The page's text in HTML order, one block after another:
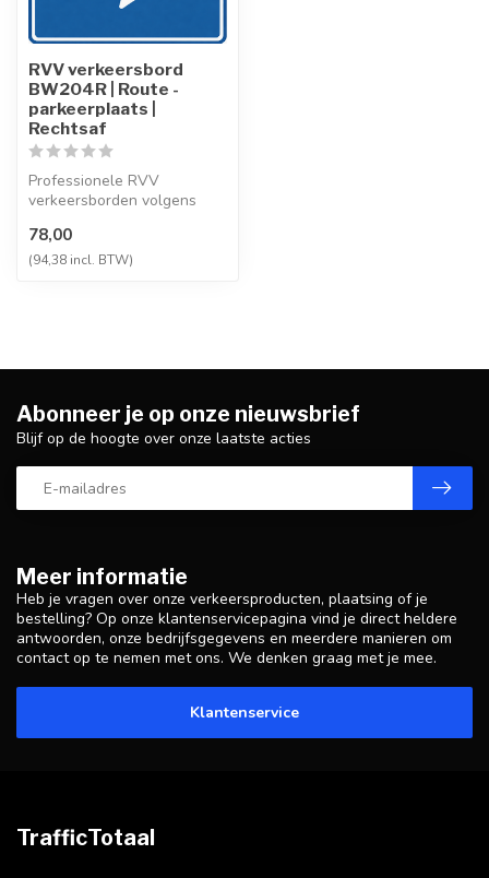
RVV verkeersbord
BW204R | Route -
parkeerplaats |
Rechtsaf
Professionele RVV
verkeersborden volgens
vervaardigd uit hoogwaa...
78,00
(94,38 incl. BTW)
Meer informatie
Heb je vragen over onze verkeersproducten, plaatsing of je
bestelling? Op onze klantenservicepagina vind je direct heldere
antwoorden, onze bedrijfsgegevens en meerdere manieren om
contact op te nemen met ons. We denken graag met je mee.
Klantenservice
Abonneer je op onze nieuwsbrief
Blijf op de hoogte over onze laatste acties
TrafficTotaal